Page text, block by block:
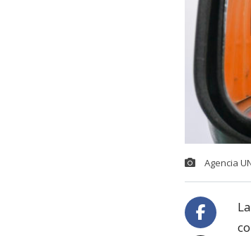
Agencia
La